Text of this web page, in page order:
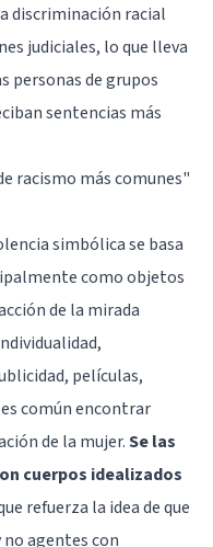
discriminación racial
judiciales, lo que lleva
personas de grupos
sentencias más
racismo más comunes"
simbólica se basa
como objetos
de la mirada
películas,
común encontrar
de la mujer.Se las
cuerpos idealizados
refuerza la idea de que
no agentes con